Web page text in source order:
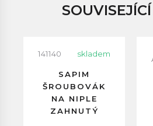
141140 skladem
SAPIM
ŠROUBOVÁK
NA NIPLE
ZAHNUTÝ